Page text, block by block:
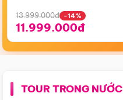
13.999.000đ -14%
11.999.000đ
TOUR TRONG NƯỚC